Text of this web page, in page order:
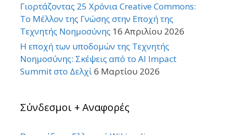
Γιορτάζοντας 25 Χρόνια Creative Commons:
Το Μέλλον της Γνώσης στην Εποχή της
Τεχνητής Νοημοσύνης 16 Απριλίου 2026
Η εποχή των υποδομών της Τεχνητής
Νοημοσύνης: Σκέψεις από το AI Impact
Summit στο Δελχί6 Μαρτίου 2026
Σύνδεσμοι + Αναφορές